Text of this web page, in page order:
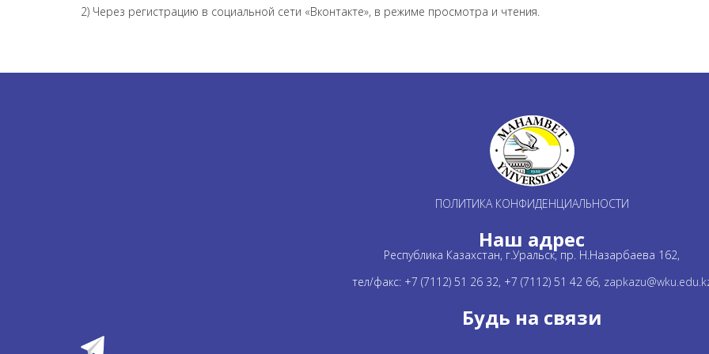
2) Через регистрацию в социальной сети «Вконтакте», в режиме просмотра и чтения.
ПОЛИТИКА КОНФИДЕНЦИАЛЬНОСТИ
Наш адрес
Республика Казахстан, г.Уральск, пр. Н.Назарбаева 162,
тел/факс: +7 (7112) 51 26 32, +7 (7112) 51 42 66,
Будь на связи